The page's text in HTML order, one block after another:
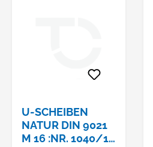
U-SCHEIBEN
NATUR DIN 9021
M 16 :NR. 1040/16